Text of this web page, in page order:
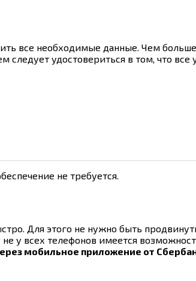
все необходимые данные. Чем
удостовериться в том, что все
не требуется.
Для этого не нужно быть
у всех телефонов имеется
мобильное приложение от